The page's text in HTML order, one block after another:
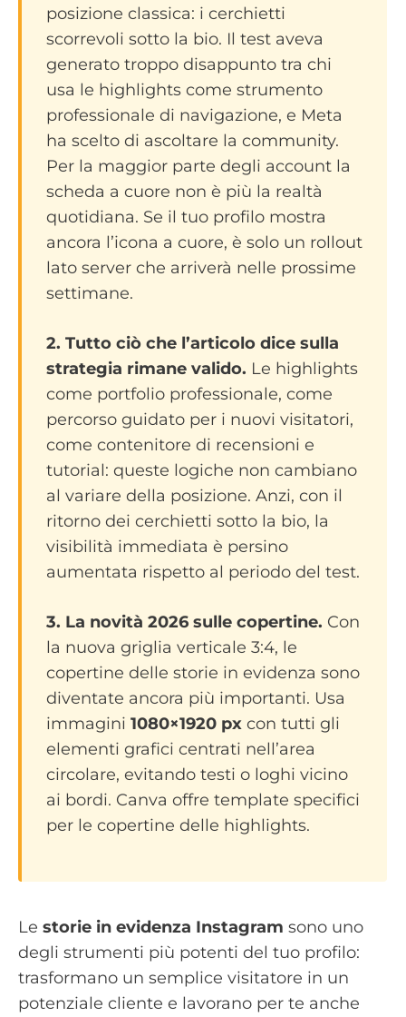
posizione classica: i cerchietti
scorrevoli sotto la bio. Il test aveva
generato troppo disappunto tra chi
usa le highlights come strumento
professionale di navigazione, e Meta
ha scelto di ascoltare la community.
Per la maggior parte degli account la
scheda a cuore non è più la realtà
quotidiana. Se il tuo profilo mostra
ancora l’icona a cuore, è solo un rollout
lato server che arriverà nelle prossime
settimane.
2. Tutto ciò che l’articolo dice sulla
strategia rimane valido. Le highlights
come portfolio professionale, come
percorso guidato per i nuovi visitatori,
come contenitore di recensioni e
tutorial: queste logiche non cambiano
al variare della posizione. Anzi, con il
ritorno dei cerchietti sotto la bio, la
visibilità immediata è persino
aumentata rispetto al periodo del test.
3. La novità 2026 sulle copertine. Con
la nuova griglia verticale 3:4, le
copertine delle storie in evidenza sono
diventate ancora più importanti. Usa
immagini 1080×1920 px con tutti gli
elementi grafici centrati nell’area
circolare, evitando testi o loghi vicino
ai bordi. Canva offre template specifici
per le copertine delle highlights.
Le storie in evidenza Instagram sono uno
degli strumenti più potenti del tuo profilo:
trasformano un semplice visitatore in un
potenziale cliente e lavorano per te anche